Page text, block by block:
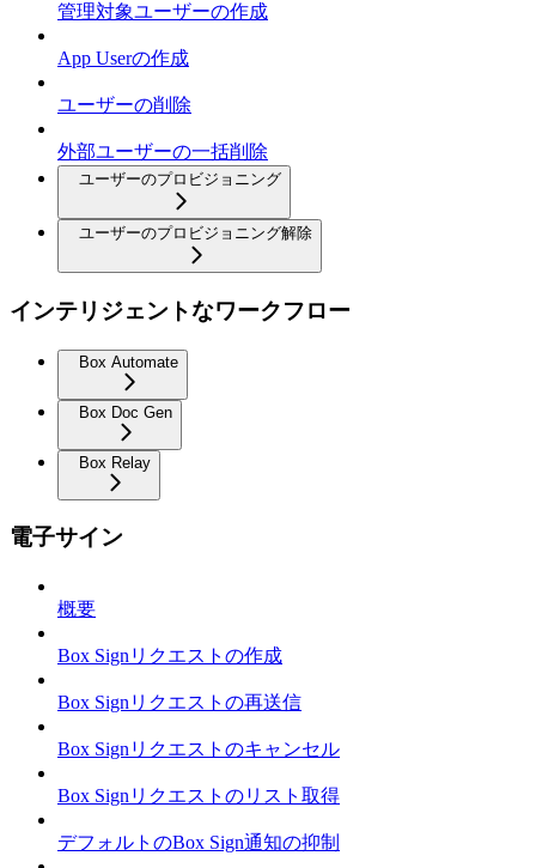
管理対象ユーザーの作成
App Userの作成
ユーザーの削除
外部ユーザーの一括削除
ユーザーのプロビジョニング
ユーザーのプロビジョニング解除
インテリジェントなワークフロー
Box Automate
Box Doc Gen
Box Relay
電子サイン
概要
Box Signリクエストの作成
Box Signリクエストの再送信
Box Signリクエストのキャンセル
Box Signリクエストのリスト取得
デフォルトのBox Sign通知の抑制